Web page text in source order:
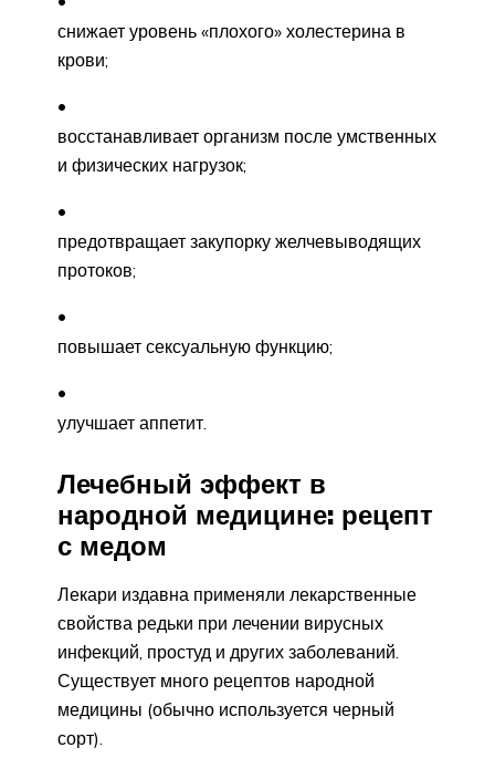
снижает уровень «плохого» холестерина в
крови;
восстанавливает организм после умственных
и физических нагрузок;
предотвращает закупорку желчевыводящих
протоков;
повышает сексуальную функцию;
улучшает аппетит.
Лечебный эффект в
народной медицине: рецепт
с медом
Лекари издавна применяли лекарственные
свойства редьки при лечении вирусных
инфекций, простуд и других заболеваний.
Существует много рецептов народной
медицины (обычно используется черный
сорт).